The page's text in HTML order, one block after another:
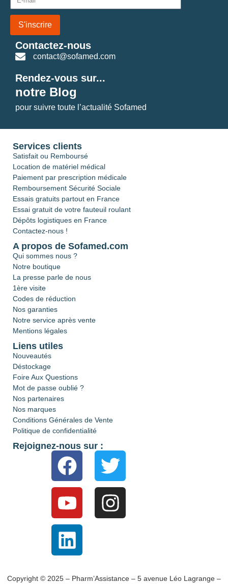
S'inscrire
Contactez-nous
contact@sofamed.com
Rendez-vous sur...
notre Blog
pour suivre toute l’actualité Sofamed
Services clients
Satisfait ou Remboursé
Location de matériel médical
Paiement par prescription médicale
Remboursement Sécurité Sociale
Essais gratuits partout en France
Essai gratuit de votre fauteuil roulant
Dépôts logistiques en France
Contactez-nous !
A propos de Sofamed.com
Qui sommes nous ?
Notre boutique
La presse parle de nous
1ère visite
Codes de réduction
Nos garanties
Notre service après vente
Mentions légales
Liens utiles
Nouveautés
Déstockage
Foire Aux Questions
Mot de passe oublié ?
Nos partenaires
Nos marques
Conditions Générales de Vente
Politique de confidentialité
Rejoignez-nous sur :
Copyright © 2025 – Pharm’Assistance – 5 avenue Léo Lagrange –